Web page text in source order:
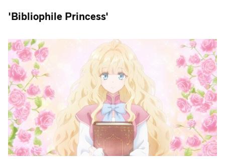
'Bibliophile Princess'